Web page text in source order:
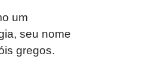
um
seu nome
gregos.